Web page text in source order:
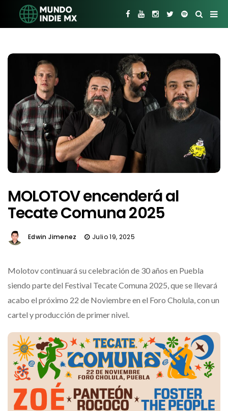
MOLOTOV encenderá al
Tecate Comuna 2025
Edwin Jimenez Julio 19, 2025
Molotov continuará su celebración de 30 años en Puebla
siendo parte del Festival Tecate Comuna 2025, que se llevará
acabo el próximo 22 de Noviembre en el Foro Cholula, con un
cartel y producción de primer nivel.